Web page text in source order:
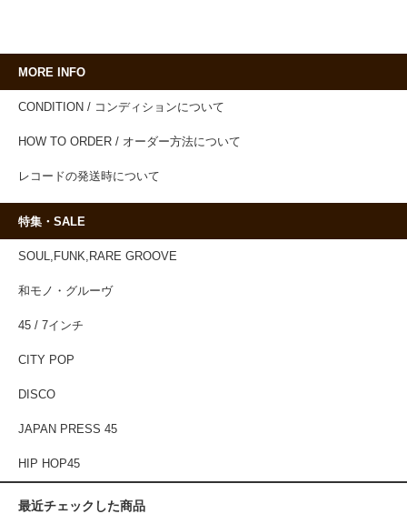
MORE INFO
CONDITION / コンディションについて
HOW TO ORDER / オーダー方法について
レコードの発送時について
特集・SALE
SOUL,FUNK,RARE GROOVE
和モノ・グルーヴ
45 / 7インチ
CITY POP
DISCO
JAPAN PRESS 45
HIP HOP45
最近チェックした商品